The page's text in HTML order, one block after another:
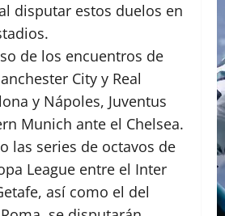
disputar estos duelos en
de los encuentros de
City y Real
y Nápoles, Juventus
Munich ante el Chelsea.
las series de octavos de
League entre el Inter
así como el del